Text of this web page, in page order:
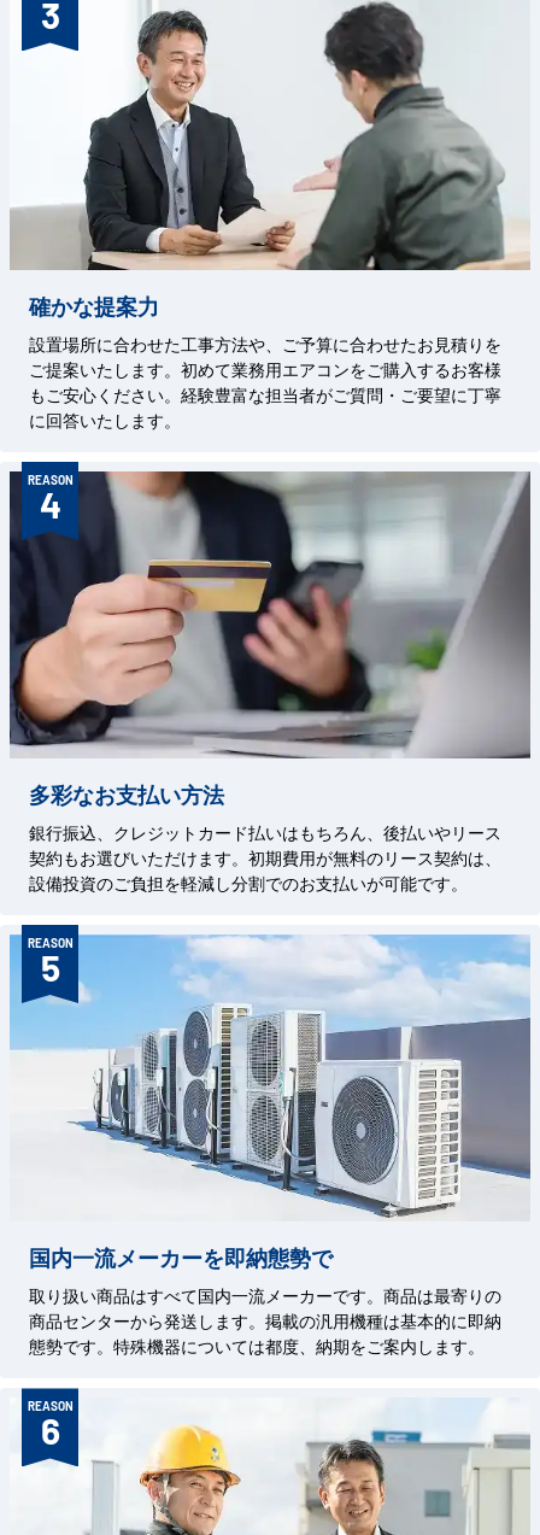
3
確かな提案力
設置場所に合わせた工事方法や、ご予算に合わせたお見積りを
ご提案いたします。初めて業務用エアコンをご購入するお客様
もご安心ください。経験豊富な担当者がご質問・ご要望に丁寧
に回答いたします。
REASON
4
多彩なお支払い方法
銀行振込、クレジットカード払いはもちろん、後払いやリース
契約もお選びいただけます。初期費用が無料のリース契約は、
設備投資のご負担を軽減し分割でのお支払いが可能です。
REASON
5
国内一流メーカーを即納態勢で
取り扱い商品はすべて国内一流メーカーです。商品は最寄りの
商品センターから発送します。掲載の汎用機種は基本的に即納
態勢です。特殊機器については都度、納期をご案内します。
REASON
6